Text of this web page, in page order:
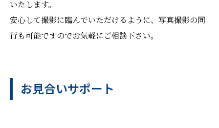
いたします。
安心して撮影に臨んでいただけるように、写真撮影の同
行も可能ですのでお気軽にご相談下さい。
お見合いサポート